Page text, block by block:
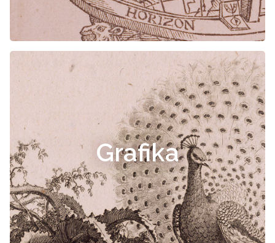
Grafika